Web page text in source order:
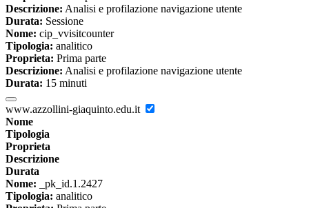
Descrizione: Analisi e profilazione navigazione utente
Durata: Sessione
Nome: cip_vvisitcounter
Tipologia: analitico
Proprieta: Prima parte
Descrizione: Analisi e profilazione navigazione utente
Durata: 15 minuti
www.azzollini-giaquinto.edu.it
Nome
Tipologia
Proprieta
Descrizione
Durata
Nome: _pk_id.1.2427
Tipologia: analitico